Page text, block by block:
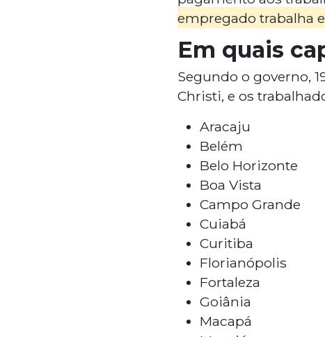
empregado trabalha
Em quais
Segundo o governo,
Christi, e os
Aracaju
Belém
Belo Horizonte
Boa Vista
Campo Grande
Cuiabá
Curitiba
Florianópolis
Fortaleza
Goiânia
Macapá